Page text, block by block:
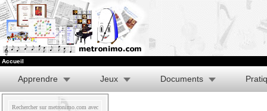
Accueil
Apprendre Jeux Documents
Rechercher sur metronimo.com avec